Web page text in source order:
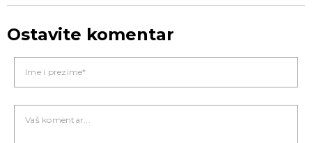
Ostavite komentar